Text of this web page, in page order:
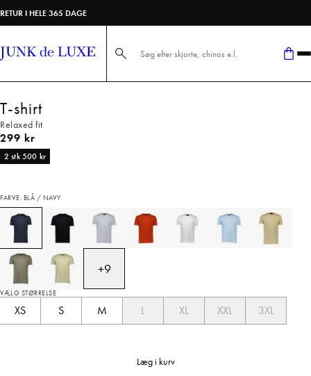
RETUR I HELE 365 DAGE
Søg her...
T-shirt
Relaxed fit
I alt (inkl. rabat)
299 kr
2 stk 500 kr
FARVE: BLÅ / NAVY
+9
VÆLG STØRRELSE
XS S M L XL XXL 3XL
Læg i kurv